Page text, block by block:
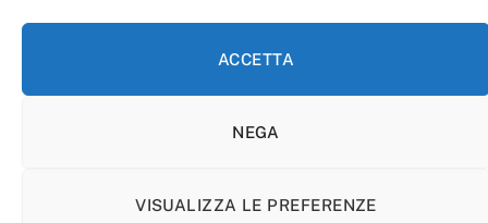
ACCETTA
NEGA
VISUALIZZA LE PREFERENZE
COOKIE POLICY